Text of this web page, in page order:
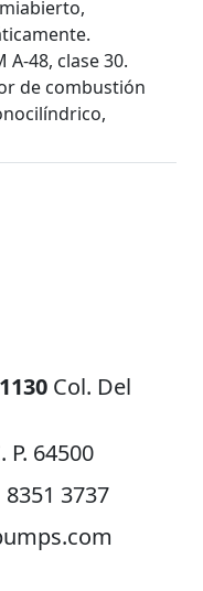
A-48, clase 30.
de combustión
1130 Col. Del
64500
3737